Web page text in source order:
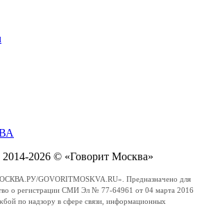
2026 © «Говорит Москва»
GOVORITMOSKVA.RU». Предназначено для
о регистрации СМИ Эл № 77-64961 от 04 марта 2016
по надзору в сфере связи, информационных